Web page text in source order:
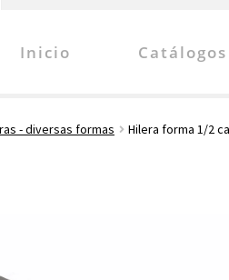
Inicio Catálogos
- diversas formas Hilera forma 1/2